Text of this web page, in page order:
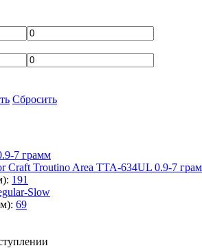
Сбросить
Craft Troutino Area TTA-634UL 0.9-7
191
Slow
69